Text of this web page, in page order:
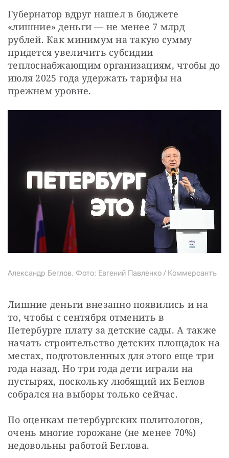
Губернатор вдруг нашел в бюджете
«лишние» деньги — не менее 7 млрд
рублей. Как минимум на такую сумму
придется увеличить субсидии
теплоснабжающим организациям, чтобы до
июля 2025 года удержать тарифы на
прежнем уровне.
Александр Беглов. Фото: Евгений Павленко / Коммерсантъ
Лишние деньги внезапно появились и на
то, чтобы с сентября отменить в
Петербурге плату за детские сады. А также
начать строительство детских площадок на
местах, подготовленных для этого еще три
года назад. Но три года дети играли на
пустырях, поскольку любящий их Беглов
собрался на выборы только сейчас.
По оценкам петербургских политологов,
очень многие горожане (не менее 70%)
недовольны работой Беглова.